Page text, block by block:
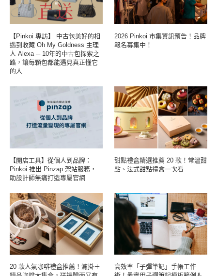
【Pinkoi 專訪】 中古包美好的相
遇到收藏 Oh My Goldness 主理
人 Alexa ─ 10年的中古包探索之
路，讓每顆包都能遇見真正懂它
的人
2026 Pinkoi 市集資訊預告！品牌
報名募集中！
【開店工具】從個人到品牌：
Pinkoi 推出 Pinzap 架站服務，
助設計師無痛打造專屬官網
甜點禮盒精選推薦 20 款！常溫甜
點、法式甜點禮盒一次看
20 款人氣咖啡禮盒推薦！濾掛＋
高效率「子彈筆記」手帳工作